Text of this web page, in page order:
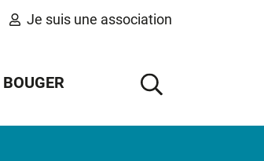
Je suis une association
AFFICHER